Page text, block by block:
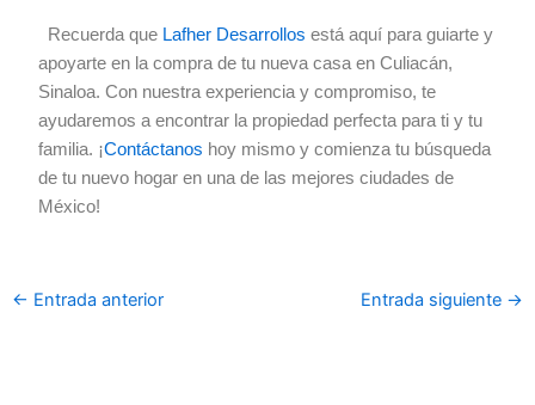
Recuerda que Lafher Desarrollos está aquí para guiarte y
apoyarte en la compra de tu nueva casa en Culiacán,
Sinaloa. Con nuestra experiencia y compromiso, te
ayudaremos a encontrar la propiedad perfecta para ti y tu
familia. ¡Contáctanos hoy mismo y comienza tu búsqueda
de tu nuevo hogar en una de las mejores ciudades de
México!
← Entrada anterior Entrada siguiente →